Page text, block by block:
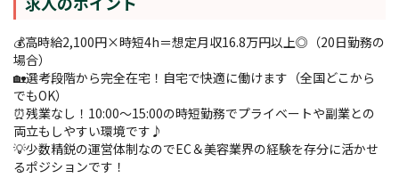
💰高時給2,100円×時短4h＝想定月収16.8万円以上◎（20日勤務の
場合）
🏡選考段階から完全在宅！自宅で快適に働けます（全国どこから
でもOK）
⏰残業なし！10:00～15:00の時短勤務でプライベートや副業との
両立もしやすい環境です♪
💡少数精鋭の運営体制なのでEC＆美容業界の経験を存分に活かせ
るポジションです！